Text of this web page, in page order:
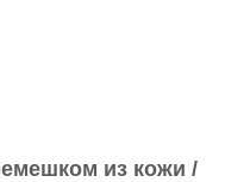
из кожи /